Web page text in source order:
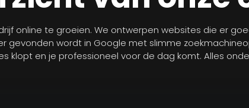
online te groeien. We ontwerpen websites die er
gevonden wordt in Google met slimme
klopt en je professioneel voor de dag komt. Alles